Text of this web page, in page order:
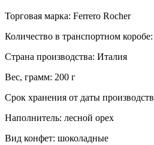
Торговая марка: Ferrero Rocher
Количество в транспортном коробе:
Страна производства: Италия
Вес, грамм: 200 г
Срок хранения от даты
Наполнитель: лесной орех
Вид конфет: шоколадные